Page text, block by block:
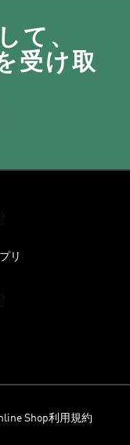
て、
受け取
リ
Shop利用規約